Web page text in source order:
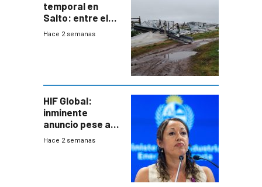
temporal en
Salto: entre el
impacto
Hace 2 semanas
HIF Global:
inminente
anuncio pese a
declaración de
Hace 2 semanas